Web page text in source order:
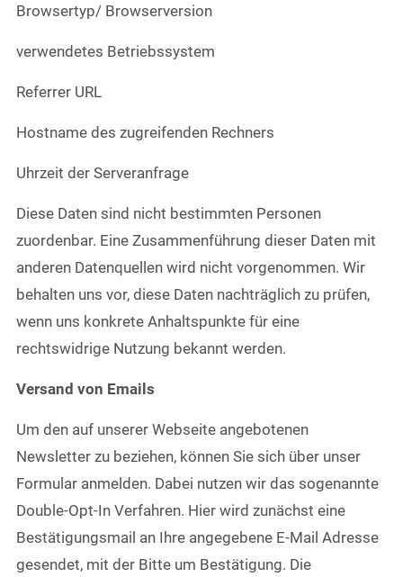
Browsertyp/ Browserversion
verwendetes Betriebssystem
Referrer URL
Hostname des zugreifenden Rechners
Uhrzeit der Serveranfrage
Diese Daten sind nicht bestimmten Personen
zuordenbar. Eine Zusammenführung dieser Daten mit
anderen Datenquellen wird nicht vorgenommen. Wir
behalten uns vor, diese Daten nachträglich zu prüfen,
wenn uns konkrete Anhaltspunkte für eine
rechtswidrige Nutzung bekannt werden.
Versand von Emails
Um den auf unserer Webseite angebotenen
Newsletter zu beziehen, können Sie sich über unser
Formular anmelden. Dabei nutzen wir das sogenannte
Double-Opt-In Verfahren. Hier wird zunächst eine
Bestätigungsmail an Ihre angegebene E-Mail Adresse
gesendet, mit der Bitte um Bestätigung. Die